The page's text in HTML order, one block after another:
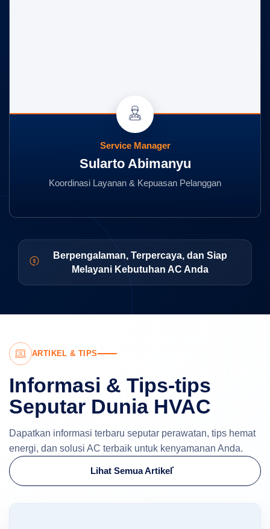
Service Manager
Sularto Abimanyu
Koordinasi Layanan & Kepuasan Pelanggan
Berpengalaman, Terpercaya, dan Siap
Melayani Kebutuhan AC Anda
ARTIKEL & TIPS
Informasi & Tips-tips
Seputar Dunia HVAC
Dapatkan informasi terbaru seputar perawatan, tips hemat
energi, dan solusi AC terbaik untuk kenyamanan Anda.
Lihat Semua Artikel